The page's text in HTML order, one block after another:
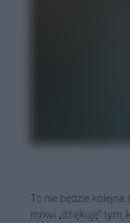
To nie będzie
mówi „dziękuję”